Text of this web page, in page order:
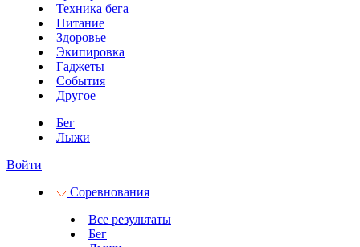
Техника бега
Питание
Здоровье
Экипировка
Гаджеты
События
Другое
Бег
Лыжи
Войти
Соревнования
Все результаты
Бег